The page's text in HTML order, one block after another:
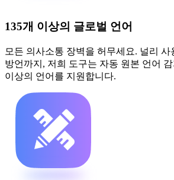
135개 이상의 글로벌 언어
모든 의사소통 장벽을 허무세요. 널리 사
방언까지, 저희 도구는 자동 원본 언어
이상의 언어를 지원합니다.